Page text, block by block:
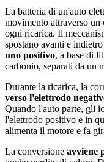
La batteria di un'auto
movimento attraverso un
ogni ricarica. Il
spostano avanti e
uno positivo, a base di
carbonio, separati da un
Durante la ricarica, la
verso l'elettrodo
Quando l'auto parte, gli
l'elettrodo positivo e in
alimenta il motore e fa
La conversione avviene